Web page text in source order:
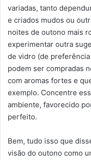
variadas, tanto
e criados mudos ou
noites de outono mais
experimentar outra
de vidro (de
podem ser compradas
com aromas fortes e
exemplo. Concentre
ambiente, favorecido
perfeito.
Bem, tudo isso que
visão do outono como